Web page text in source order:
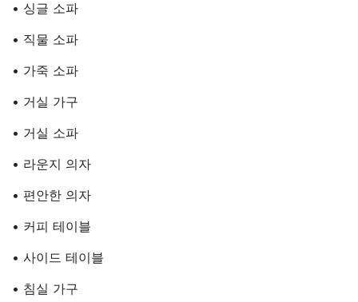
• 싱글 소파
• 직물 소파
• 가죽 소파
• 거실 가구
• 거실 소파
• 라운지 의자
• 편안한 의자
• 커피 테이블
• 사이드 테이블
• 침실 가구